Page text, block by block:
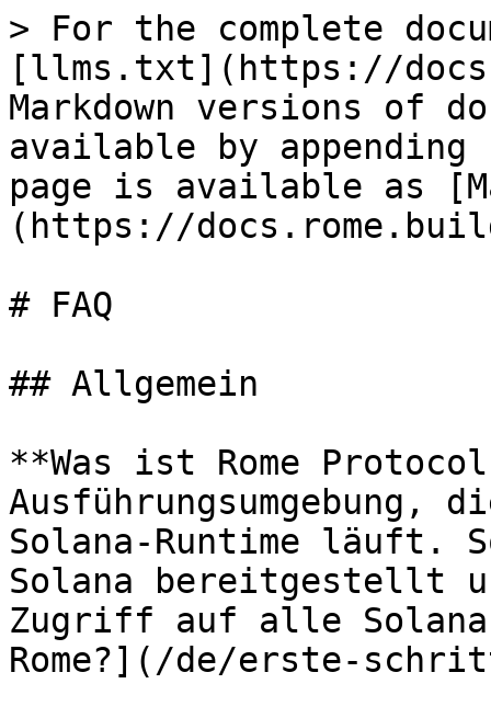
> For the complete
[llms.txt](https://
Markdown versions of
available by
page is available as
(https://
# FAQ
## Allgemein
**Was ist Rome
Solana-Runtime läuft.
Solana bereitgestellt
Zugriff auf alle Solana-
Rome?](/de/erste-